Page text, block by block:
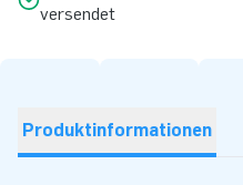
versendet
Produktinformationen